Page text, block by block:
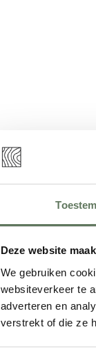
Deze website
We gebruiken
websiteverkeer te
adverteren en
verstrekt of die ze